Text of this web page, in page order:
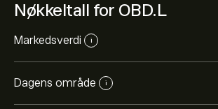
Nøkkeltall for OBD.L
Markedsverdi i
Dagens område i